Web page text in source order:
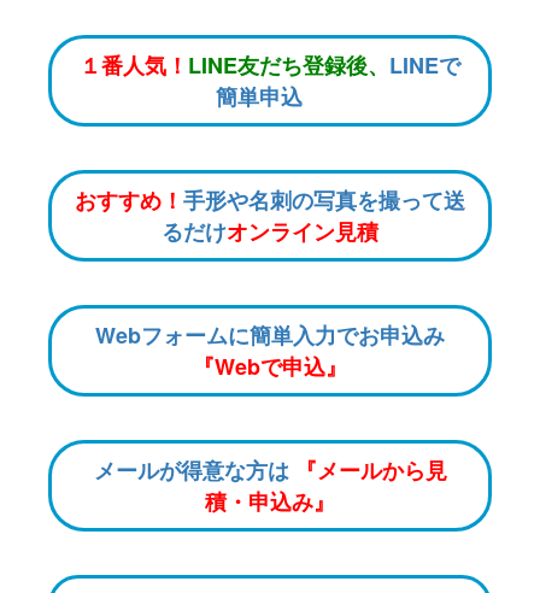
１番人気！ LINE友だち登録後、 LINEで
簡単申込
おすすめ！ 手形や名刺の写真を撮って送
るだけオンライン見積
Webフォームに簡単入力でお申込み
『Webで申込』
メールが得意な方は
『メールから見
積・申込み』